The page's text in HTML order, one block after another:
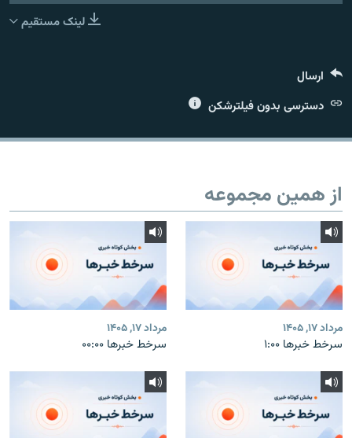
لینک مستقیم
ارسال
دسترسی بدون فیلترشکن
از همین مجموعه
مرداد ۱۷, ۱۴۰۵
سرخط خبرها ۱:۰۰
مرداد ۱۷, ۱۴۰۵
سرخط خبرها ۰۰:۰۰